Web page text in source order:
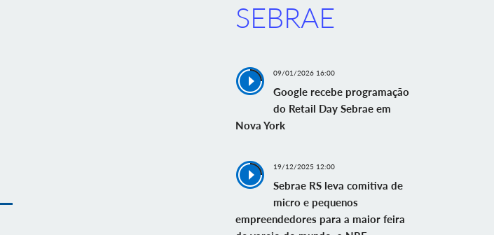
SEBRAE
09/01/2026 16:00
Google recebe programação
do Retail Day Sebrae em
Nova York
19/12/2025 12:00
Sebrae RS leva comitiva de
micro e pequenos
empreendedores para a maior feira